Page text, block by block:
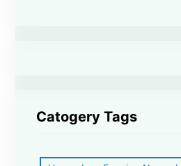
Catogery Tags